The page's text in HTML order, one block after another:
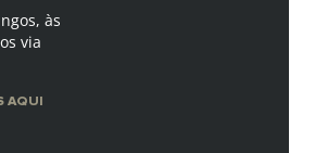
às
via
AQUI